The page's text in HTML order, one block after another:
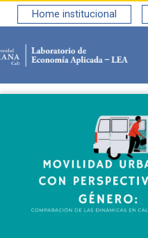
Home institucional